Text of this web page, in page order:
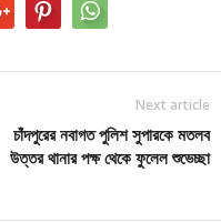
Next article
চাঁদপুরের নবাগত পুলিশ সুপারকে মতলব
উত্তর থানার পক্ষ থেকে ফুলেল শুভেচ্ছা